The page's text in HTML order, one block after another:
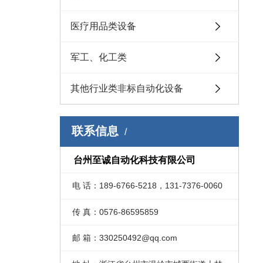
医疗用品类设备
军工、化工类
其他行业类非标自动化设备
联系信息
台州至诚自动化科技有限公司
电 话：189-6766-5218，131-7376-0060
传 真：0576-86595859
邮 箱：330250492@qq.com